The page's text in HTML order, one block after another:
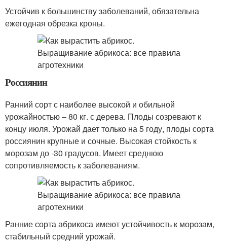
Устойчив к большинству заболеваний, обязательна
ежегодная обрезка кроны.
Россиянин
Ранний сорт с наиболее высокой и обильной
урожайностью – 80 кг. с дерева. Плоды созревают к
концу июля. Урожай дает только на 5 году, плоды сорта
россиянин крупные и сочные. Высокая стойкость к
морозам до -30 градусов. Имеет среднюю
сопротивляемость к заболеваниям.
Ранние сорта абрикоса имеют устойчивость к морозам,
стабильный средний урожай.